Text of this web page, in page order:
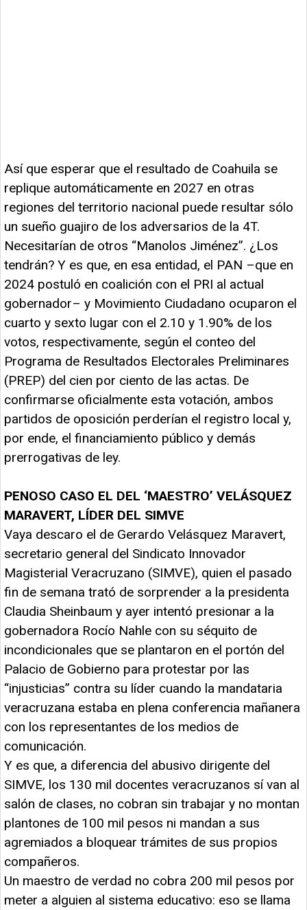
Así que esperar que el resultado de Coahuila se
replique automáticamente en 2027 en otras
regiones del territorio nacional puede resultar sólo
un sueño guajiro de los adversarios de la 4T.
Necesitarían de otros “Manolos Jiménez”. ¿Los
tendrán? Y es que, en esa entidad, el PAN –que en
2024 postuló en coalición con el PRI al actual
gobernador– y Movimiento Ciudadano ocuparon el
cuarto y sexto lugar con el 2.10 y 1.90% de los
votos, respectivamente, según el conteo del
Programa de Resultados Electorales Preliminares
(PREP) del cien por ciento de las actas. De
confirmarse oficialmente esta votación, ambos
partidos de oposición perderían el registro local y,
por ende, el financiamiento público y demás
prerrogativas de ley.
PENOSO CASO EL DEL ‘MAESTRO’ VELÁSQUEZ
MARAVERT, LÍDER DEL SIMVE
Vaya descaro el de Gerardo Velásquez Maravert,
secretario general del Sindicato Innovador
Magisterial Veracruzano (SIMVE), quien el pasado
fin de semana trató de sorprender a la presidenta
Claudia Sheinbaum y ayer intentó presionar a la
gobernadora Rocío Nahle con su séquito de
incondicionales que se plantaron en el portón del
Palacio de Gobierno para protestar por las
“injusticias” contra su líder cuando la mandataria
veracruzana estaba en plena conferencia mañanera
con los representantes de los medios de
comunicación.
Y es que, a diferencia del abusivo dirigente del
SIMVE, los 130 mil docentes veracruzanos sí van al
salón de clases, no cobran sin trabajar y no montan
plantones de 100 mil pesos ni mandan a sus
agremiados a bloquear trámites de sus propios
compañeros.
Un maestro de verdad no cobra 200 mil pesos por
meter a alguien al sistema educativo: eso se llama